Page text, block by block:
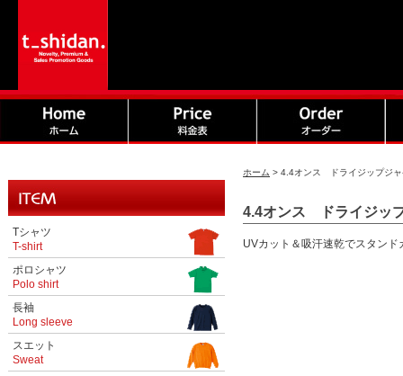
Tシャツ
T-shirt
ポロシャツ
Polo shirt
長袖
Long sleeve
スエット
Sweat
ホーム > 4.4オンス ドライジップジ
4.4オンス ドライジッ
UVカット＆吸汗速乾でスタン